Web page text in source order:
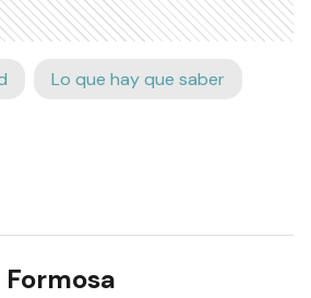
Lo que hay que saber